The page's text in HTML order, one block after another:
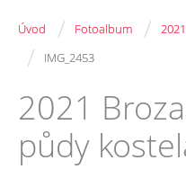
Úvod / Fotoalbum /
/ IMG_2453
2021
půdy